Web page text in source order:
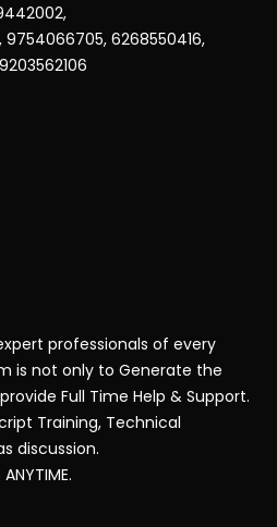
6268550416,
professionals of every
is not only to Generate the
Full Time Help & Support.
Training, Technical
discussion.